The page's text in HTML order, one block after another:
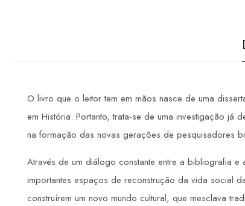
O livro que o leitor tem em mãos nasce de uma
em História. Portanto, trata-se de uma investigação já
na formação das novas gerações de pesquisadores
Através de um diálogo constante entre a bibliografia
importantes espaços de reconstrução da vida social
construírem um novo mundo cultural, que mesclava